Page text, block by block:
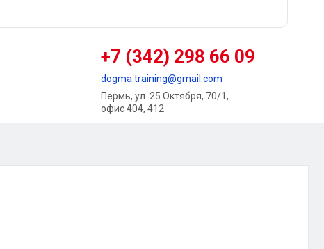
+7 (342) 298 66 09
dogma.training@gmail.com
Пермь, ул. 25 Октября, 70/1,
офис 404, 412